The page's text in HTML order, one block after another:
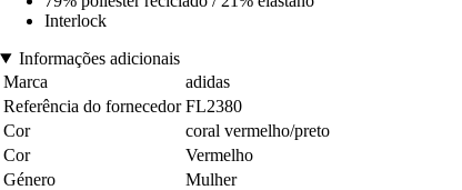
Interlock
Informações adicionais
Marca
adidas
Referência do fornecedor FL2380
Cor
coral vermelho/preto
Cor
Vermelho
Género
Mulher